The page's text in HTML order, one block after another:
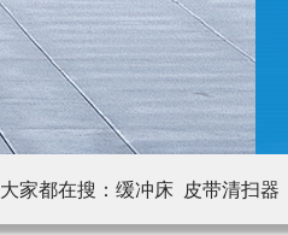
大家都在搜： 缓冲床 皮带清扫器